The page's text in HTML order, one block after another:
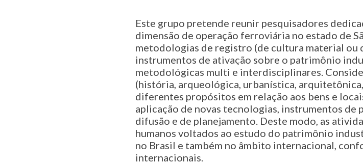
Este grupo pretende reunir pesquisadores
dimensão de operação ferroviária no estado de
metodologias de registro (de cultura material ou
instrumentos de ativação sobre o patrimônio
metodológicas multi e interdisciplinares.
(história, arqueológica, urbanística,
diferentes propósitos em relação aos bens e
aplicação de novas tecnologias, instrumentos
difusão e de planejamento. Deste modo, as
humanos voltados ao estudo do patrimônio
no Brasil e também no âmbito internacional,
internacionais.